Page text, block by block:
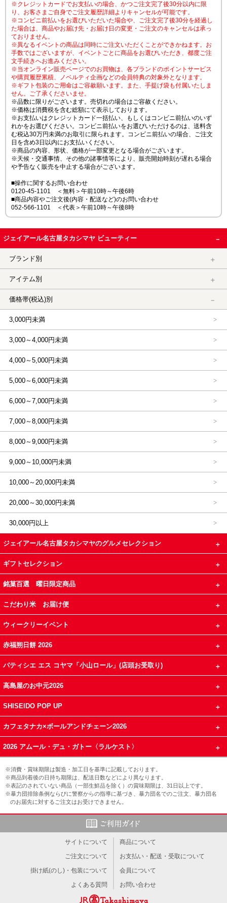
※クレジットカードでお支払いの場合、かつご注文完了後30分以内に限
り、お客さまご自身でご注文履歴詳細よりキャンセルが可能です。
※コンビニ前払いをお選びいただいた場合や、ご注文完了後30分を経過し
た場合は、商品やお届け先・お届け日の変更・ご注文のキャンセルは承っ
ておりません。
※異なるイベントの商品は同時にご注文いただくことができかねます。お
手数ではございますが、イベントごとに商品をお選びいただき、都度ご注
文手続きへお進みください。
※当オンライン販売ページでのお買物は、各ブランドのポイントサービス
や購買履歴累積、ノベルティ企画などの会員特典の対象外となります。
※ギフト包装のご用命はご容赦願います。また、手提げ袋も付属いたしま
せん。ご了承くださいませ。
※品数に限りがございます。売切れの場合はご容赦ください。
※価格は消費税を含む総額にて表示しております。
※お支払いはクレジットカード一括払い、もしくはコンビニ前払いのいず
れかをお選びください。コンビニ前払いをお選びいただけるのは、送料含
む税込30万円未満のお取引に限られます。コンビニ前払いの場合、ご注文
日を含め3日以内にお支払いください。
※商品の内容、形状、価格が一部変更となる場合がございます。
※天候・交通事情、その他の諸事情等により、販売開始時刻が遅れる場合
や予告なく販売を中止する場合がございます。
■操作に関するお問い合わせ
0120-45-1101 ＜無料＞午前10時～午後6時
■商品内容やご注文後(内容・配送など)のお問い合わせ
052-566-1101 ＜代表＞午前10時～午後8時
ジェイアール名古屋タカシマヤ ビューティー
ブランド別
アイテム別
価格帯(税込)別
3,000円未満
3,000～4,000円未満
4,000～5,000円未満
5,000～6,000円未満
6,000～7,000円未満
7,000～8,000円未満
8,000～9,000円未満
9,000～10,000円未満
10,000～20,000円未満
20,000～30,000円未満
30,000円以上
ジェイアール名古屋タカシマヤのグルメセレクション
ギフトセレクション
銘菓百選 曜日限定商品
こだわり米 お届け便
ウィークリーイベント
赤福朔日餅 2026
パティシエ エス コヤマ「小山ロール」(店頭お受取り)
高島屋のお中元2026
SHISEIDO POP UP
カフェタナカ×ボールアンドチェーン2026
2026 アムール・デュ・ガトー〈ラルケスト〉
※消費・賞味期限は製造・加工日を基準に記載しております。
※商品到着後の日持ち期限は、配送日数などにより異なります。
※表記のされていない商品（一部生鮮品を除く）の賞味期限は、31日以上です。
※暴力団排除条例ならびに警察からの指導に基づき、暴力団名でのご注文、暴力団名
のお届先に対するご注文はお受けできません。
サイトについて
商品について
ご注文について
お支払い・配送・受取について
掛け紙(のし)・包装について
会員について
よくある質問
お問い合わせ